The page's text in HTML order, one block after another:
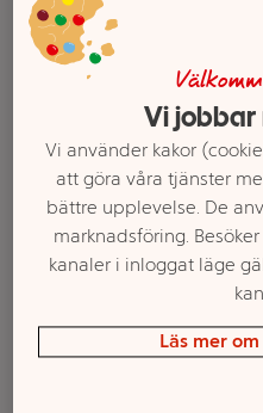
Vi jobbar
Vi använder kakor
att göra våra tjänster
bättre upplevelse. De
marknadsföring.
kanaler i inloggat läge
Läs mer